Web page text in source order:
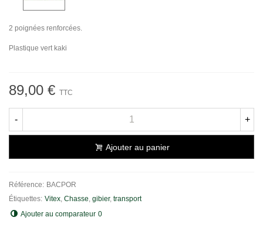
2 poignées renforcées.
Plastique vert kaki
89,00 € TTC
- +
Ajouter au panier
Référence: BACPOR
Étiquettes: Vitex, Chasse, gibier, transport
Ajouter au comparateur 0